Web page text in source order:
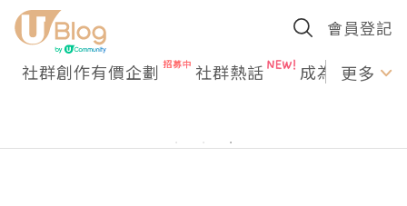
會員登記
社群創作有價企劃 社群熱話 成為U更多